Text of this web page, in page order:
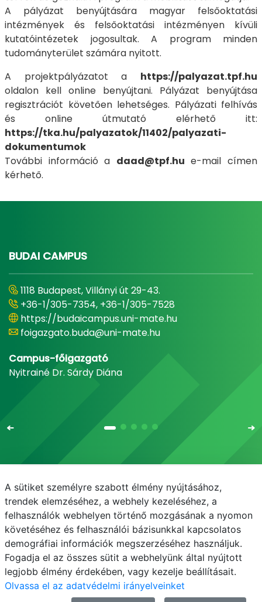
A pályázat benyújtására magyar felsőoktatási
intézmények és felsőoktatási intézményen kívüli
kutatóintézetek jogosultak. A program minden
tudományterület számára nyitott.
A projektpályázatot a https://palyazat.tpf.hu
oldalon kell online benyújtani. Pályázat benyújtása
regisztrációt követően lehetséges. Pályázati felhívás
és online útmutató elérhető itt:
https://tka.hu/palyazatok/11402/palyazati-
dokumentumok
További információ a daad@tpf.hu e-mail címen
kérhető.
BUDAI CAMPUS
1118 Budapest, Villányi út 29-43.
+36-1/305-7354, +36-1/305-7528
https://budaicampus.uni-mate.hu
foigazgato.buda@uni-mate.hu
Campus-főigazgató
Nyitrainé Dr. Sárdy Diána
Email Telefonkönyv NEPTUN
E-learning
Médiaközpont
Informatikai Igazgatóság
Adatvédelem
A sütiket személyre szabott élmény nyújtásához,
trendek elemzéséhez, a webhely kezeléséhez, a
felhasználók webhelyen történő mozgásának a nyomon
követéséhez és felhasználói bázisunkkal kapcsolatos
demográfiai információk megszerzéséhez használjuk.
Fogadja el az összes sütit a webhelyünk által nyújtott
legjobb élmény érdekében, vagy kezelje beállításait.
Olvassa el az adatvédelmi irányelveinket